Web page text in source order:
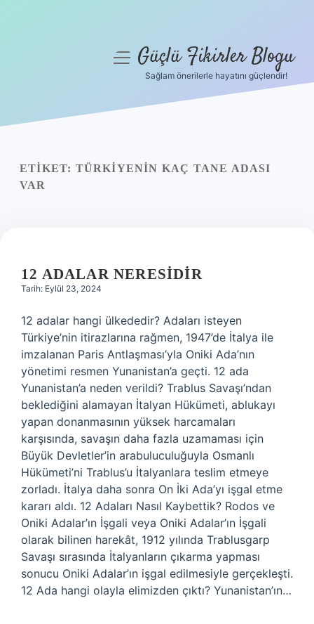
Yasal Uyarı
menüyüGüçlü Fikirler Blogu
Sağlam önerilerle hayatını güçlendir!
ETIKET: TÜRKIYENIN KAÇ TANE ADASI
VAR
12 ADALAR NERESIDIR
Tarih: Eylül 23, 2024
12 adalar hangi ülkededir? Adaları isteyen
Türkiye’nin itirazlarına rağmen, 1947’de İtalya ile
imzalanan Paris Antlaşması’yla Oniki Ada’nın
yönetimi resmen Yunanistan’a geçti. 12 ada
Yunanistan’a neden verildi? Trablus Savaşı’ndan
beklediğini alamayan İtalyan Hükümeti, ablukayı
yapan donanmasının yüksek harcamaları
karşısında, savaşın daha fazla uzamaması için
Büyük Devletler’in arabuluculuğuyla Osmanlı
Hükümeti’ni Trablus’u İtalyanlara teslim etmeye
zorladı. İtalya daha sonra On İki Ada’yı işgal etme
kararı aldı. 12 Adaları Nasıl Kaybettik? Rodos ve
Oniki Adalar’ın İşgali veya Oniki Adalar’ın İşgali
olarak bilinen harekât, 1912 yılında Trablusgarp
Savaşı sırasında İtalyanların çıkarma yapması
sonucu Oniki Adalar’ın işgal edilmesiyle gerçekleşti.
12 Ada hangi olayla elimizden çıktı? Yunanistan’ın…